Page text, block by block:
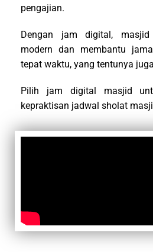
pengajian.
Dengan jam digital,
modern dan membantu
tepat waktu, yang tentunya
Pilih jam digital masjid
kepraktisan jadwal sholat